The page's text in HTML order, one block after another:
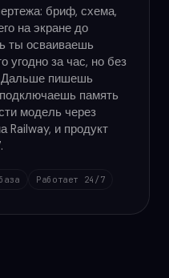
бриф, схема,
на экране до
ты осваиваешь
угодно за час, но без
Дальше пишешь
память
модель через
Railway, и продукт
Работает 24/7